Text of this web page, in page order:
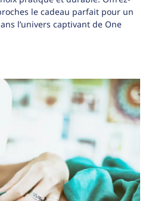
le cadeau parfait pour un
l’univers captivant de One